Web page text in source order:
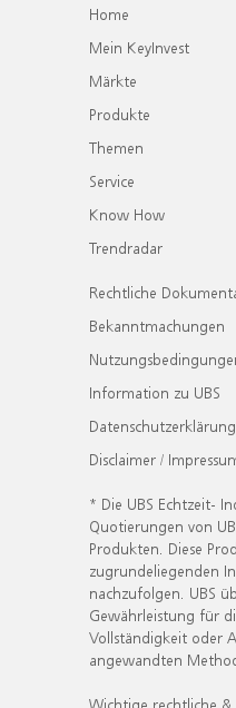
Home
Mein KeyInvest
Märkte
Produkte
Themen
Service
Know How
Trendradar
Rechtliche
Bekanntmachungen
Information zu UBS
Datenschutzerklärung
Disclaimer /
* Die UBS Echtzeit-
Quotierungen von
Produkten. Diese
zugrundeliegenden
nachzufolgen. UBS
Gewährleistung für
Vollständigkeit oder
angewandten